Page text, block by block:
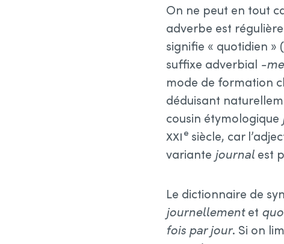
On ne peut en tout
adverbe est
signifie « quotidien »
suffixe adverbial -⁠
mode de formation
déduisant
cousin étymologique
xxi e siècle, car
variante journal est
Le dictionnaire de
journellementet
fois par jour. Si on